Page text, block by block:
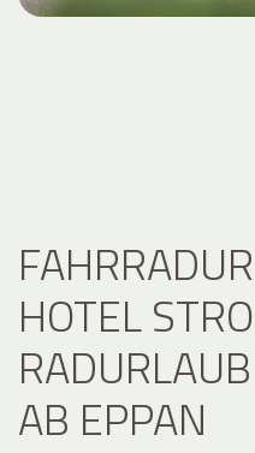
HOTEL
AB EPPAN